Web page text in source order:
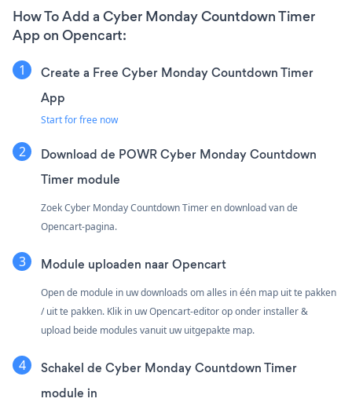
How To Add a Cyber Monday Countdown Timer
App on Opencart:
Create a Free Cyber Monday Countdown Timer
App
Start for free now
Download de POWR Cyber Monday Countdown
Timer module
Zoek Cyber Monday Countdown Timer en download van de
Opencart-pagina.
Module uploaden naar Opencart
Open de module in uw downloads om alles in één map uit te pakken
/ uit te pakken. Klik in uw Opencart-editor op onder installer &
upload beide modules vanuit uw uitgepakte map.
Schakel de Cyber Monday Countdown Timer
module in